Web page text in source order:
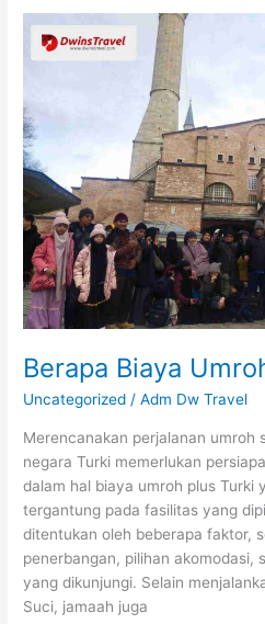
Berapa Biaya
Uncategorized /Adm Dw Travel
Merencanakan perjalanan umroh
negara Turki memerlukan
dalam hal biaya umroh plus Turki
tergantung pada fasilitas yang
ditentukan oleh beberapa faktor,
penerbangan, pilihan akomodasi,
yang dikunjungi. Selain
Suci, jamaah juga
Berapa
Biaya
Turki?